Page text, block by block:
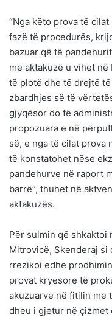
“Nga këto prova të
fazë të procedurës,
bazuar që të
me aktakuzë u vihet
të plotë dhe të drejtë
zbardhjes së të
gjyqësor do të
propozuara e në
së, e nga të cilat
të konstatohet nëse
pandehurve në raport
barrë”, thuhet në
aktakuzës.
Për sulmin që
Mitrovicë, Skenderaj si
rrezikoi edhe
provat kryesore të
akuzuarve në fitilin me
dheu i gjetur në çizmet